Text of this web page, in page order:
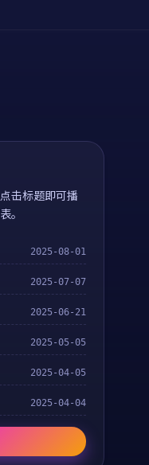
击标题即可播
。
2025-08-01
2025-07-07
2025-06-21
2025-05-05
2025-04-05
2025-04-04